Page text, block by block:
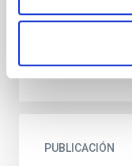
PUBLICACIÓN